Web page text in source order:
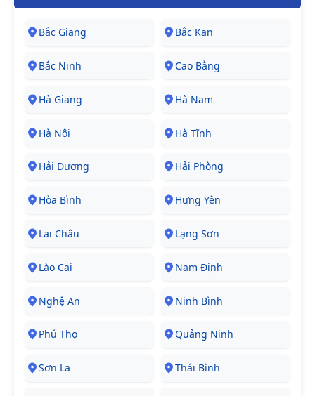
Bắc Giang Bắc Kạn
Bắc Ninh Cao Bằng
Hà Giang Hà Nam
Hà Nội Hà Tĩnh
Hải Dương Hải Phòng
Hòa Bình Hưng Yên
Lai Châu Lạng Sơn
Lào Cai Nam Định
Nghệ An Ninh Bình
Phú Thọ Quảng Ninh
Sơn La Thái Bình